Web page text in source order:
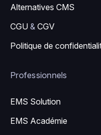
Alternatives CMS
CGU & CGV
Politique de
Professionnels
EMS Solution
EMS Académie